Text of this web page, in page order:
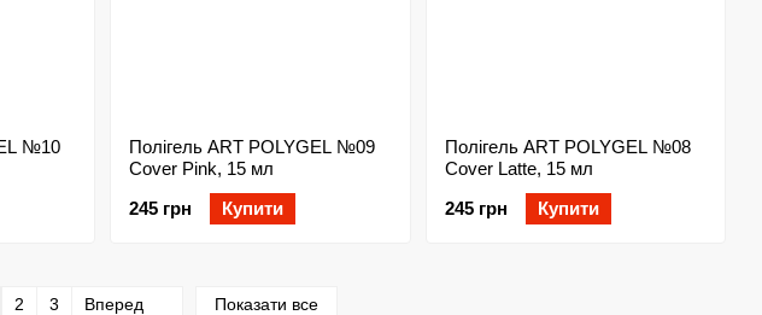
№10
Полігель ART POLYGEL №09
Cover Pink, 15 мл
245 грн
Купити
Полігель ART POLYGEL №08
Cover Latte, 15 мл
245 грн
Купити
2 3 Вперед Показати все